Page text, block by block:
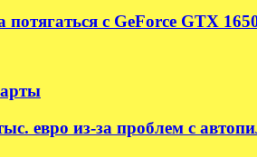
с GeForce GTX
евро из-за проблем с